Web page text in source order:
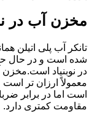
مخزن آب در
تانکر آب پلی اتیلن
شده است و در حال
در نوبنیاد است.مخزن
معمولاً ارزان تر
است اما در برابر
مقاومت کمتری دارد.